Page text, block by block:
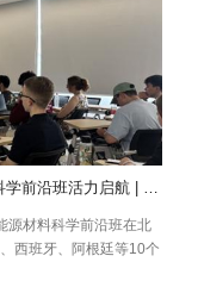
2025“留学北理”国际暑期营可再生能源材料科学前沿班活力启航 | 科学探索 × 文化体验，多国青年...
材料科学前沿班在北
西班牙、阿根廷等10个
材料科学”的系统学习